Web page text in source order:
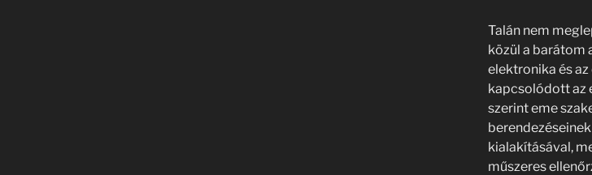
Talán nem
közül a barátom
elektronika és
kapcsolódott az
szerint eme
kialakításával,
műszeres